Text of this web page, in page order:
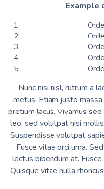
Example
Nunc nisi nisl, rutrum a
metus. Etiam justo
pretium lacus. Vivamus
leo, sed volutpat nisi
Suspendisse volutpat
Fusce vitae orci urna.
lectus bibendum at.
Quisque vitae nulla